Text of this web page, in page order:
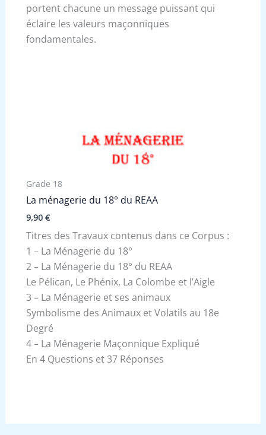
portent chacune un message puissant qui
éclaire les valeurs maçonniques
fondamentales.
Grade 18
La ménagerie du 18° du REAA
9,90 €
Titres des Travaux contenus dans ce Corpus :
1 – La Ménagerie du 18°
2 – La Ménagerie du 18° du REAA
Le Pélican, Le Phénix, La Colombe et l’Aigle
3 – La Ménagerie et ses animaux
Symbolisme des Animaux et Volatils au 18e
Degré
4 – La Ménagerie Maçonnique Expliqué
En 4 Questions et 37 Réponses